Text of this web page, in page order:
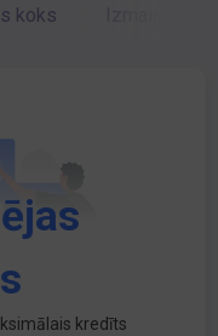
koks
kredīts